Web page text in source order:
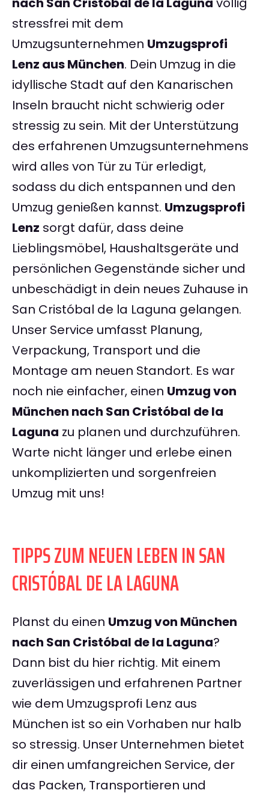
stressfrei mit dem
Umzugsunternehmen Umzugsprofi
Lenz aus München. Dein Umzug in die
idyllische Stadt auf den Kanarischen
Inseln braucht nicht schwierig oder
stressig zu sein. Mit der Unterstützung
des erfahrenen Umzugsunternehmens
wird alles von Tür zu Tür erledigt,
sodass du dich entspannen und den
Umzug genießen kannst. Umzugsprofi
Lenz sorgt dafür, dass deine
Lieblingsmöbel, Haushaltsgeräte und
persönlichen Gegenstände sicher und
unbeschädigt in dein neues Zuhause in
San Cristóbal de la Laguna gelangen.
Unser Service umfasst Planung,
Verpackung, Transport und die
Montage am neuen Standort. Es war
noch nie einfacher, einen Umzug von
München nach San Cristóbal de la
Laguna zu planen und durchzuführen.
Warte nicht länger und erlebe einen
unkomplizierten und sorgenfreien
Umzug mit uns!
TIPPS ZUM NEUEN LEBEN IN SAN
CRISTÓBAL DE LA LAGUNA
Planst du einen Umzug von München
nach San Cristóbal de la Laguna?
Dann bist du hier richtig. Mit einem
zuverlässigen und erfahrenen Partner
wie dem Umzugsprofi Lenz aus
München ist so ein Vorhaben nur halb
so stressig. Unser Unternehmen bietet
dir einen umfangreichen Service, der
das Packen, Transportieren und